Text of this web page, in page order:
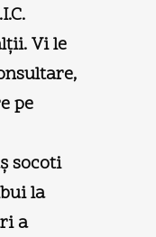
Vi le
pe
socoti
la
a